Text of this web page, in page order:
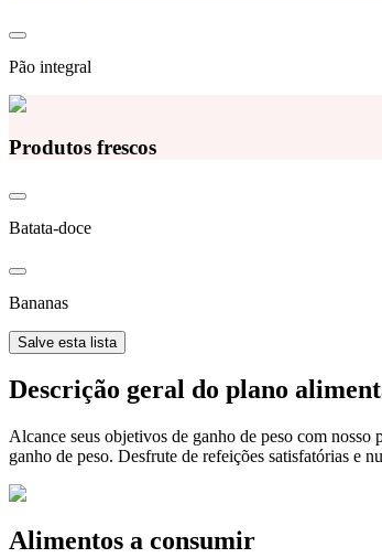
Pão integral
Produtos frescos
Batata-doce
Bananas
Salve esta lista
Descrição geral do plano
Alcance seus objetivos de ganho de peso com
ganho de peso. Desfrute de refeições satisfatórias e
Alimentos a consumir